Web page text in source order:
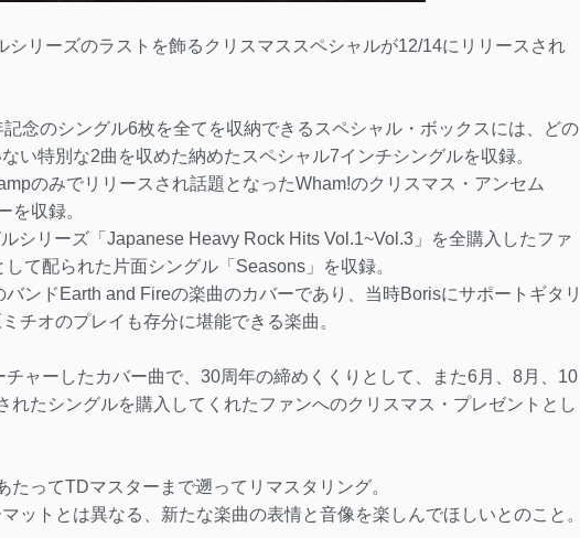
シリーズのラストを飾るクリスマススペシャルが12/14にリリースされ
念のシングル6枚を全てを収納できるスペシャル・ボックスには、どの
い特別な2曲を収めた納めたスペシャル7インチシングルを収録。
のみでリリースされ話題となったWham!のクリスマス・アンセム
を収録。
シリーズ「Japanese Heavy Rock Hits Vol.1~Vol.3」を全購入したファ
て配られた片面シングル「Seasons」を収録。
ンドEarth and Fireの楽曲のカバーであり、当時Borisにサポートギタリ
チオのプレイも存分に堪能できる楽曲。
チャーしたカバー曲で、30周年の締めくくりとして、また6月、8月、10
れたシングルを購入してくれたファンへのクリスマス・プレゼントとし
たってTDマスターまで遡ってリマスタリング。
ットとは異なる、新たな楽曲の表情と音像を楽しんでほしいとのこと。